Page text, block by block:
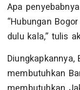
Apa
“Hubungan
dulu kala,” tulis
membutuhkan